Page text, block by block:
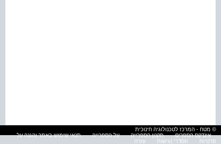
© מטח - המרכז לטכנולוגיה חינוכית
אינדקס הספרים
תקנון הספרייה על הספרייה
תנאי שימוש באתר והגנה על
פרטיות
הסדרי נגישות עזרה